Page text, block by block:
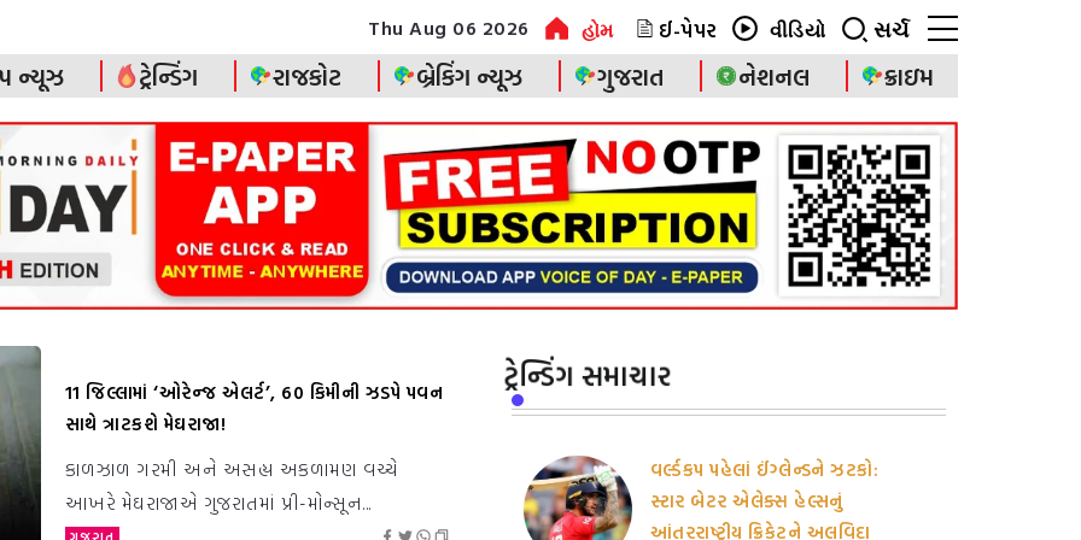
Thu Aug 06 2026 હોમ ઈ-પેપર વીડિયો સર્ચ
ન્યૂઝ ટ્રેન્ડિંગ રાજકોટ બ્રેકિંગ ન્યૂઝ ગુજરાત નેશનલ ક્રાઇમ
11 જિલ્લામાં ‘ઓરેન્જ એલર્ટ’, 60 કિમીની ઝડપે પવન
સાથે ત્રાટકશે મેઘરાજા!
કાળઝાળ ગરમી અને અસહ્ય અકળામણ વચ્ચે
આખરે મેઘરાજાએ ગુજરાતમાં પ્રી-મોન્સૂન...
ટ્રેન્ડિંગ સમાચાર
વર્લ્ડકપ પહેલાં ઈંગ્લેન્ડને ઝટકો:
સ્ટાર બેટર એલેક્સ હેલ્સનું
આંતરરાષ્ટ્રીય ક્રિકેટને અલવિદા